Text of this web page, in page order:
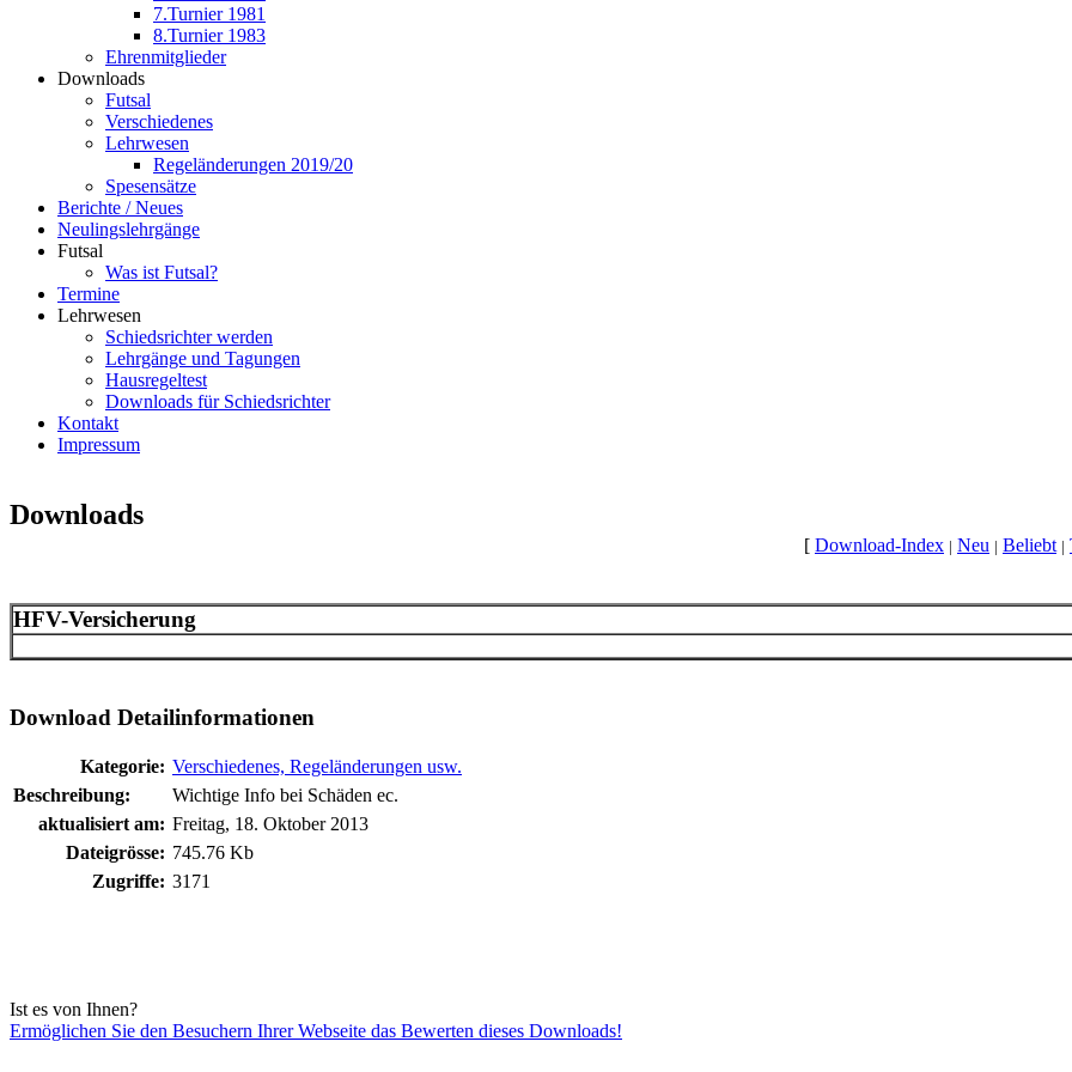
7.Turnier 1981
8.Turnier 1983
Ehrenmitglieder
Downloads
Futsal
Verschiedenes
Lehrwesen
Regeländerungen 2019/20
Spesensätze
Berichte / Neues
Neulingslehrgänge
Futsal
Was ist Futsal?
Termine
Lehrwesen
Schiedsrichter werden
Lehrgänge und Tagungen
Hausregeltest
Downloads für Schiedsrichter
Kontakt
Impressum
Downloads
[ Download-Index | Neu | Beliebt |
HFV-Versicherung
Download Detailinformationen
Kategorie: Verschiedenes, Regeländerungen usw.
Beschreibung:
Wichtige Info bei Schäden ec.
aktualisiert am: Freitag, 18. Oktober 2013
Dateigrösse: 745.76 Kb
Zugriffe: 3171
Ist es von Ihnen?
Ermöglichen Sie den Besuchern Ihrer Webseite das Bewerten dieses Downloads!